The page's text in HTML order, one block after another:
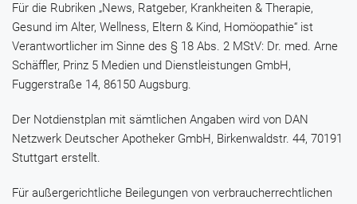
Für die Rubriken „News, Ratgeber, Krankheiten & Therapie,
Gesund im Alter, Wellness, Eltern & Kind, Homöopathie“ ist
Verantwortlicher im Sinne des § 18 Abs. 2 MStV: Dr. med. Arne
Schäffler, Prinz 5 Medien und Dienstleistungen GmbH,
Fuggerstraße 14, 86150 Augsburg.
Der Notdienstplan mit sämtlichen Angaben wird von DAN
Netzwerk Deutscher Apotheker GmbH, Birkenwaldstr. 44, 70191
Stuttgart erstellt.
Für außergerichtliche Beilegungen von verbraucherrechtlichen